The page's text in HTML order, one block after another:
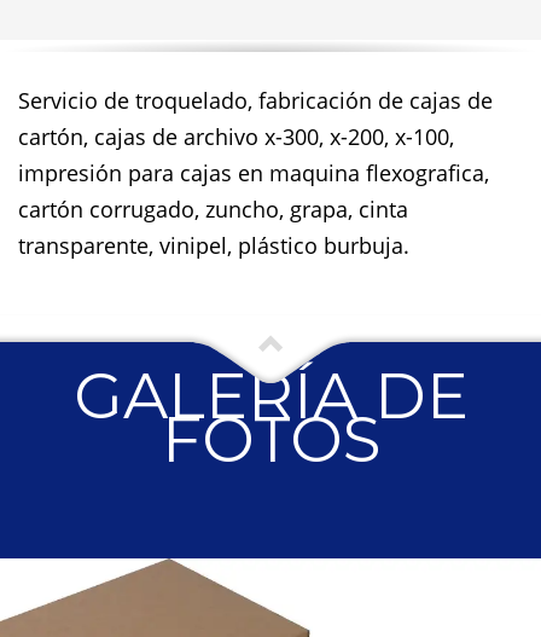
Servicio de troquelado, fabricación de cajas de
cartón, cajas de archivo x-300, x-200, x-100,
impresión para cajas en maquina flexografica,
cartón corrugado, zuncho, grapa, cinta
transparente, vinipel, plástico burbuja.
GALERÍA DE
FOTOS